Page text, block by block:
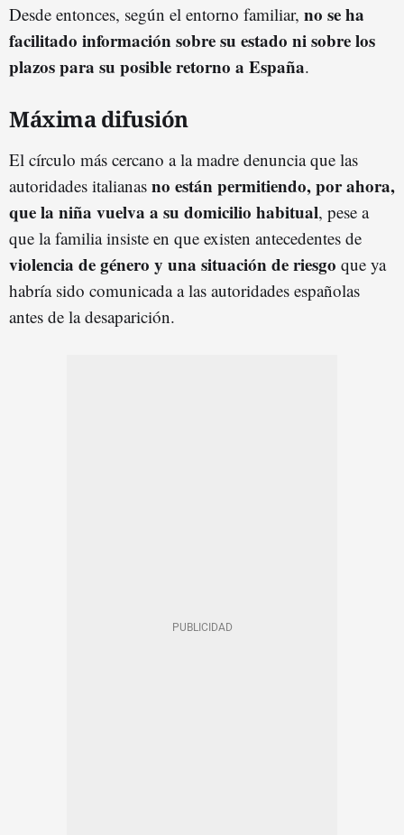
Desde entonces, según el entorno familiar, no se ha
facilitado información sobre su estado ni sobre los
plazos para su posible retorno a España.
Máxima difusión
El círculo más cercano a la madre denuncia que las
autoridades italianas no están permitiendo, por ahora,
que la niña vuelva a su domicilio habitual, pese a
que la familia insiste en que existen antecedentes de
violencia de género y una situación de riesgo que ya
habría sido comunicada a las autoridades españolas
antes de la desaparición.